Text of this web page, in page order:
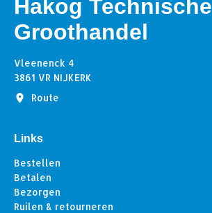
Hakog Technische
Groothandel
Vleenenck 4
3861 VR NIJKERK
Route
Links
Bestellen
Betalen
Bezorgen
Ruilen & retourneren